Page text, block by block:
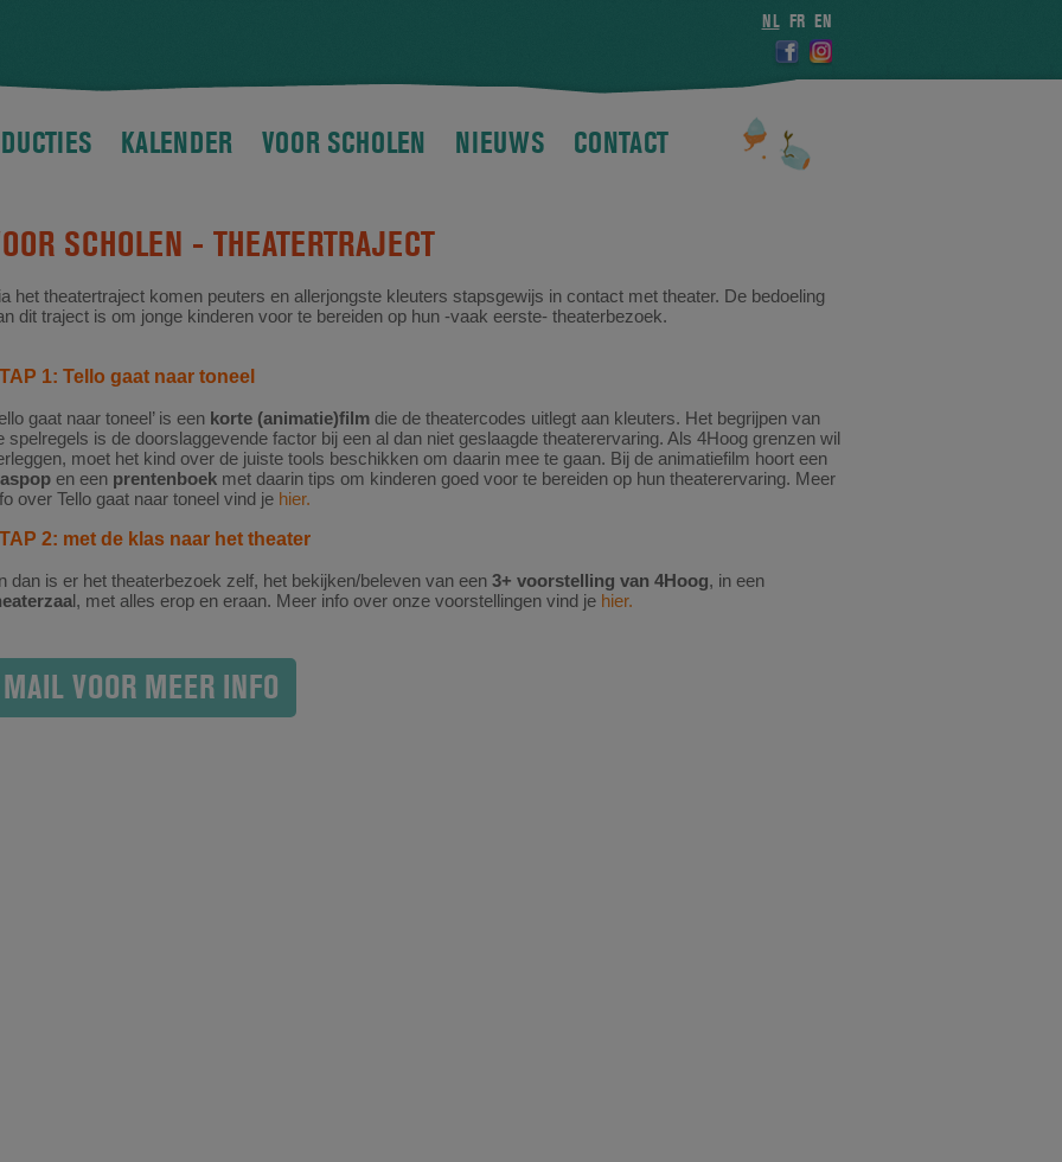
KALENDER VOOR SCHOLEN NIEUWS CONTACT
NL FR EN
SCHOLEN - THEATERTRAJECT
het theatertraject komen peuters en allerjongste kleuters stapsgewijs in contact met theater. De bedoeling
dit traject is om jonge kinderen voor te bereiden op hun -vaak eerste- theaterbezoek.
1: Tello gaat naar toneel
gaat naar toneel’ is een korte (animatie)filmdie de theatercodes uitlegt aan kleuters. Het begrijpen van
spelregels is de doorslaggevende factor bij een al dan niet geslaagde theaterervaring. Als 4Hoog grenzen wil
moet het kind over de juiste tools beschikken om daarin mee te gaan. Bij de animatiefilm hoort een
en een prentenboekmet daarin tips om kinderen goed voor te bereiden op hun theaterervaring. Meer
over Tello gaat naar toneel vind je hier.
2: met de klas naar het theater
dan is er het theaterbezoek zelf, het bekijken/beleven van een3+ voorstelling van 4Hoog, in een
l, met alles erop en eraan. Meer info over onze voorstellingen vind je hier.
MAIL VOOR MEER INFO